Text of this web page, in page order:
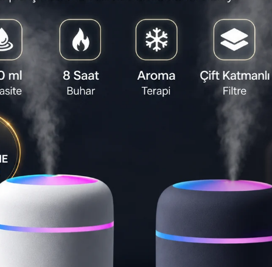
%20 %11
Ücretsiz Kargo
🚀 Bugün Kargoda!